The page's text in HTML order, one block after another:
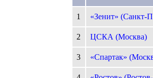
1 «Зенит» (Санкт-
2 ЦСКА (Москва)
3 «Спартак»